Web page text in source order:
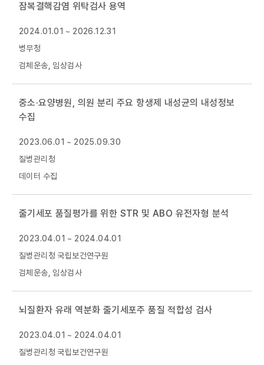
잠복결핵감염 위탁검사 용역
2024.01.01 ~ 2026.12.31
병무청
검체운송, 임상검사
중소·요양병원, 의원 분리 주요 항생제 내성균의 내성정보
수집
2023.06.01 ~ 2025.09.30
질병관리청
데이터 수집
줄기세포 품질평가를 위한 STR 및 ABO 유전자형 분석
2023.04.01 ~ 2024.04.01
질병관리청 국립보건연구원
검체운송, 임상검사
뇌질환자 유래 역분화 줄기세포주 품질 적합성 검사
2023.04.01 ~ 2024.04.01
질병관리청 국립보건연구원